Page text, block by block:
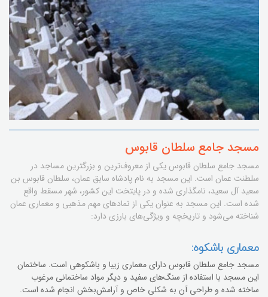
مسجد جامع سلطان قابوس
مسجد جامع سلطان قابوس یکی از معروف‌ترین و بزرگترین مساجد در
سلطنت عمان است. این مسجد به نام پادشاه سابق عمان، سلطان قابوس بن
سعید آل سعید، نامگذاری شده و در پایتخت این کشور، شهر مسقط واقع
شده است. این مسجد به عنوان یکی از نمادهای مهم مذهبی و معماری عمان
شناخته می‌شود و تاریخچه و ویژگی‌های بارزی دارد:
معماری باشکوه:
مسجد جامع سلطان قابوس دارای معماری زیبا و باشکوهی است. ساختمان
این مسجد با استفاده از سنگ‌های سفید و دیگر مواد ساختمانی مرغوب
ساخته شده و طراحی آن به شکلی خاص و آرامش‌بخش انجام شده است.